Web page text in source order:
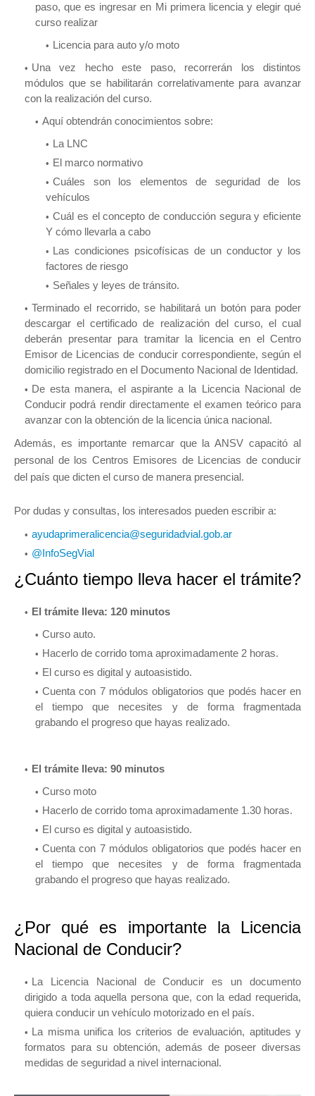
paso, que es ingresar en Mi primera licencia y elegir qué
curso realizar
Licencia para auto y/o moto
Una vez hecho este paso, recorrerán los distintos
módulos que se habilitarán correlativamente para avanzar
con la realización del curso.
Aquí obtendrán conocimientos sobre:
La LNC
El marco normativo
Cuáles son los elementos de seguridad de los
vehículos
Cuál es el concepto de conducción segura y eficiente
Y cómo llevarla a cabo
Las condiciones psicofísicas de un conductor y los
factores de riesgo
Señales y leyes de tránsito.
Terminado el recorrido, se habilitará un botón para poder
descargar el certificado de realización del curso, el cual
deberán presentar para tramitar la licencia en el Centro
Emisor de Licencias de conducir correspondiente, según el
domicilio registrado en el Documento Nacional de Identidad.
De esta manera, el aspirante a la Licencia Nacional de
Conducir podrá rendir directamente el examen teórico para
avanzar con la obtención de la licencia única nacional.
Además, es importante remarcar que la ANSV capacitó al
personal de los Centros Emisores de Licencias de conducir
del país que dicten el curso de manera presencial.
Por dudas y consultas, los interesados pueden escribir a:
ayudaprimeralicencia@seguridadvial.gob.ar
@InfoSegVial
¿Cuánto tiempo lleva hacer el trámite?
El trámite lleva: 120 minutos
Curso auto.
Hacerlo de corrido toma aproximadamente 2 horas.
El curso es digital y autoasistido.
Cuenta con 7 módulos obligatorios que podés hacer en
el tiempo que necesites y de forma fragmentada
grabando el progreso que hayas realizado.
El trámite lleva: 90 minutos
Curso moto
Hacerlo de corrido toma aproximadamente 1.30 horas.
El curso es digital y autoasistido.
Cuenta con 7 módulos obligatorios que podés hacer en
el tiempo que necesites y de forma fragmentada
grabando el progreso que hayas realizado.
¿Por qué es importante la Licencia
Nacional de Conducir?
La Licencia Nacional de Conducir es un documento
dirigido a toda aquella persona que, con la edad requerida,
quiera conducir un vehículo motorizado en el país.
La misma unifica los criterios de evaluación, aptitudes y
formatos para su obtención, además de poseer diversas
medidas de seguridad a nivel internacional.